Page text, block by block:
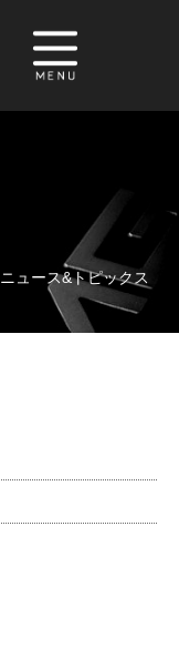
ニュース&トピックス